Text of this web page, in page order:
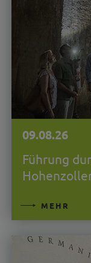
09.08.26
Führung
MEHR